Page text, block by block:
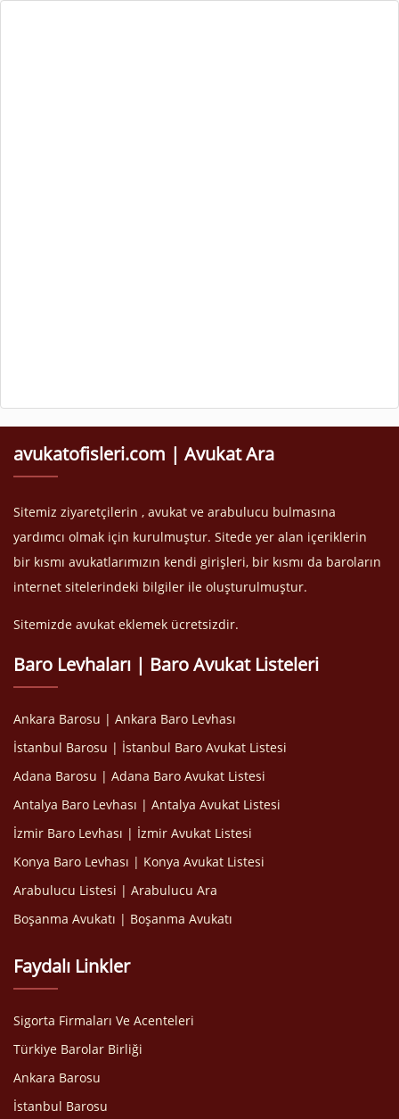
avukatofisleri.com | Avukat Ara
Sitemiz ziyaretçilerin , avukat ve arabulucu bulmasına
yardımcı olmak için kurulmuştur. Sitede yer alan içeriklerin
bir kısmı avukatlarımızın kendi girişleri, bir kısmı da baroların
internet sitelerindeki bilgiler ile oluşturulmuştur.
Sitemizde avukat eklemek ücretsizdir.
Baro Levhaları | Baro Avukat Listeleri
Ankara Barosu | Ankara Baro Levhası
İstanbul Barosu | İstanbul Baro Avukat Listesi
Adana Barosu | Adana Baro Avukat Listesi
Antalya Baro Levhası | Antalya Avukat Listesi
İzmir Baro Levhası | İzmir Avukat Listesi
Konya Baro Levhası | Konya Avukat Listesi
Arabulucu Listesi | Arabulucu Ara
Boşanma Avukatı | Boşanma Avukatı
Faydalı Linkler
Sigorta Firmaları Ve Acenteleri
Türkiye Barolar Birliği
Ankara Barosu
İstanbul Barosu